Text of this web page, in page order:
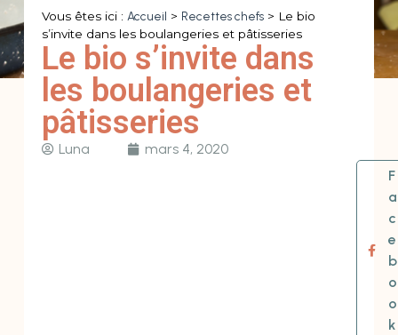
Vous êtes ici : Accueil > Recettes chefs> Le bio
s’invite dans les boulangeries et pâtisseries
Le bio s’invite dans
les boulangeries et
pâtisseries
Luna mars 4, 2020
F
a
c
e
b
o
o
k